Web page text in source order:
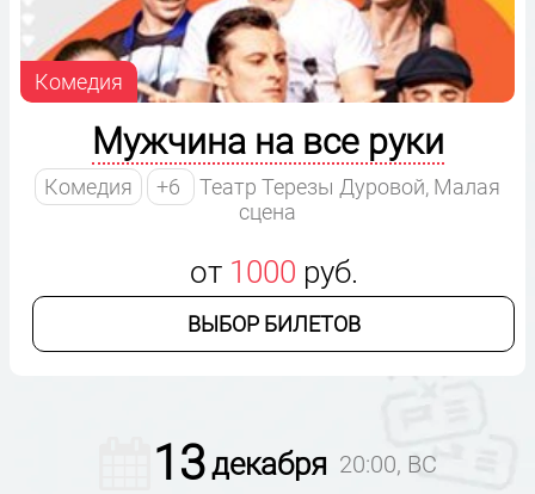
Комедия
Мужчина на все руки
Комедия +6
Театр Терезы Дуровой, Малая
сцена
от 1000 руб.
ВЫБОР БИЛЕТОВ
13декабря 20:00, ВС